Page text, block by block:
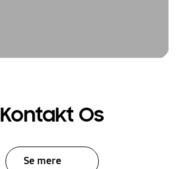
Kontakt Os
Se mere